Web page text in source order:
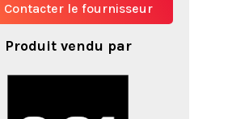
Contacter le fournisseur
Produit vendu par